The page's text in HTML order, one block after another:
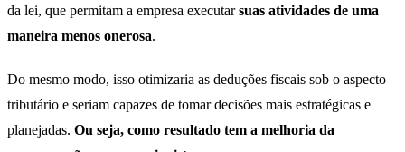
da lei, que permitam a empresa executarsuas atividades de uma
maneira menos onerosa.
Do mesmo modo, isso otimizaria as deduções fiscais sob o aspecto
tributário e seriam capazes de tomar decisões mais estratégicas e
planejadas. Ou seja, como resultado tem a melhoria da